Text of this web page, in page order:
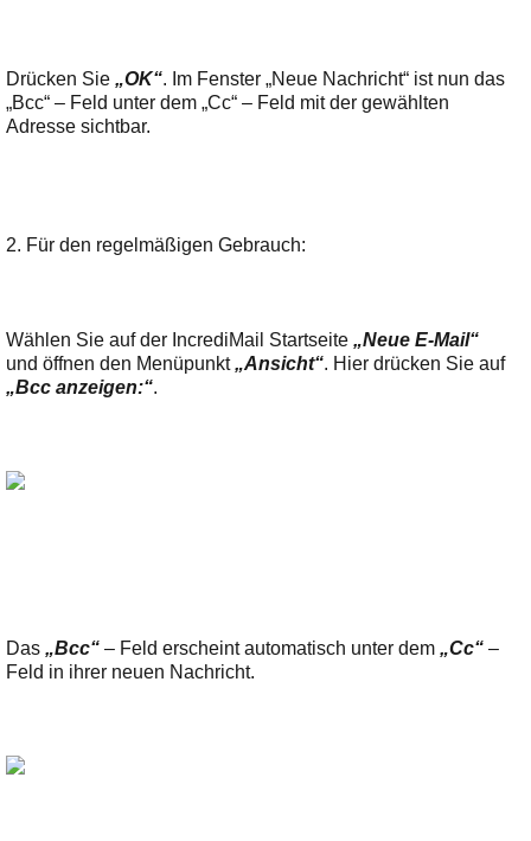
Drücken Sie „OK“. Im Fenster „Neue Nachricht“ ist nun das
„Bcc“ – Feld unter dem „Cc“ – Feld mit der gewählten
Adresse sichtbar.
2. Für den regelmäßigen Gebrauch:
Wählen Sie auf der IncrediMail Startseite „Neue E-Mail“
und öffnen den Menüpunkt„Ansicht“. Hier drücken Sie auf
„Bcc anzeigen:“.
Das „Bcc“– Feld erscheint automatisch unter dem „Cc“–
Feld in ihrer neuen Nachricht.